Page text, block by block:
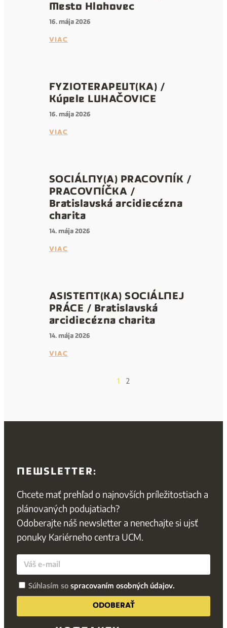
Mesto Hlohovec
16. mája 2026
VIAC
FYZIOTERAPEUT(KA) /
Kúpele LUHAČOVICE
16. mája 2026
VIAC
SOCIÁLNY(A) PRACOVNÍK /
PRACOVNÍČKA /
Bratislavská arcidiecézna
charita
14. mája 2026
VIAC
ASISTENT(KA) SOCIÁLNEJ
PRÁCE / Bratislavská
arcidiecézna charita
14. mája 2026
VIAC
1 2
NEWSLETTER:
Chcete mať prehľad o najnovších príležitostiach a
plánovaných podujatiach?
Odoberajte náš newsletter a nenechajte si ujsť
ponuky Kariérneho centra UCM.
Súhlasím so spracovaním osobných údajov.
ODOBERAŤ